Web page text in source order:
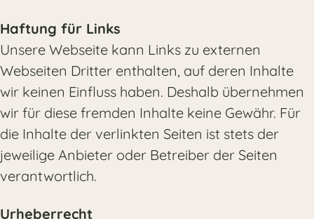
Haftung für Links
Unsere Webseite kann Links zu externen
Webseiten Dritter enthalten, auf deren Inhalte
wir keinen Einfluss haben. Deshalb übernehmen
wir für diese fremden Inhalte keine Gewähr. Für
die Inhalte der verlinkten Seiten ist stets der
jeweilige Anbieter oder Betreiber der Seiten
verantwortlich.
Urheberrecht